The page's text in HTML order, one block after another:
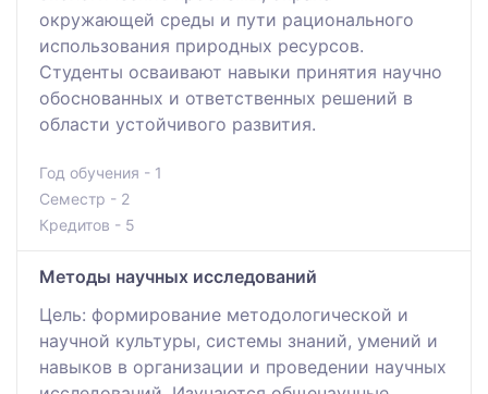
окружающей среды и пути рационального
использования природных ресурсов.
Студенты осваивают навыки принятия научно
обоснованных и ответственных решений в
области устойчивого развития.
Год обучения - 1
Семестр - 2
Кредитов - 5
Методы научных исследований
Цель: формирование методологической и
научной культуры, системы знаний, умений и
навыков в организации и проведении научных